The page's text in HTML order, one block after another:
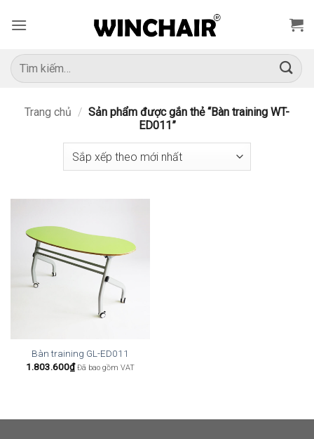
qua
dung
Tìm
kiếm:
Trang chủ / Sản phẩm được gắn thẻ “Bàn training WT-
ED011”
Bàn training GL-ED011
1.803.600₫ Đã bao gồm VAT